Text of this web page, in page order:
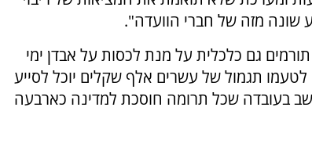
שונה מזה של חברי הוועדה".
גם כלכלית על מנת לכסות על אבדן ימי
לטעמו תגמול של עשרים אלף שקלים יוכל לסייע
בעובדה שכל תרומה חוסכת למדינה כארבעה